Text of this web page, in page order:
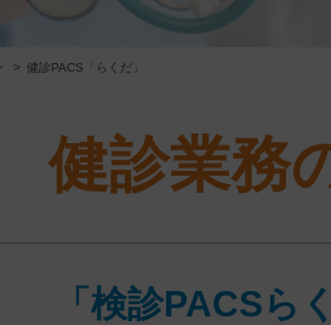
健診PACS「らくだ」
健診業務
「検診PACSら